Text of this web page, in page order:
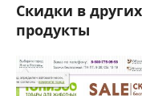
Скидки в
продукты